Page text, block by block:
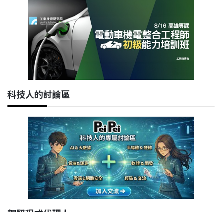
科技人的討論區